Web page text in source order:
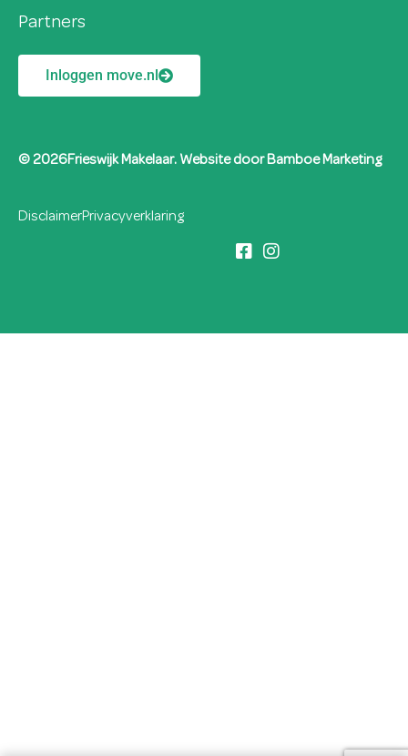
Partners
Inloggen move.nl
© 2026Frieswijk Makelaar. Website door Bamboe Marketing
DisclaimerPrivacyverklaring